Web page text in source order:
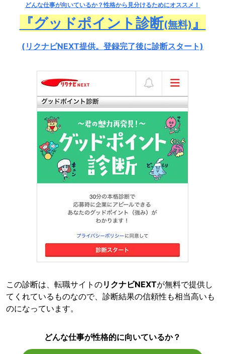
どんな仕事が向いているか？性格から見分けるためにオススメ！
『グッドポイント診断(無料)』
(リクナビNEXT提供。登録完了後に診断スタート)
この診断は、転職サイトのリクナビNEXTが無料で提供し
てくれているものなので、診断結果の信頼性も相当高いも
のになっています。
どんな仕事が性格的に向いているか？